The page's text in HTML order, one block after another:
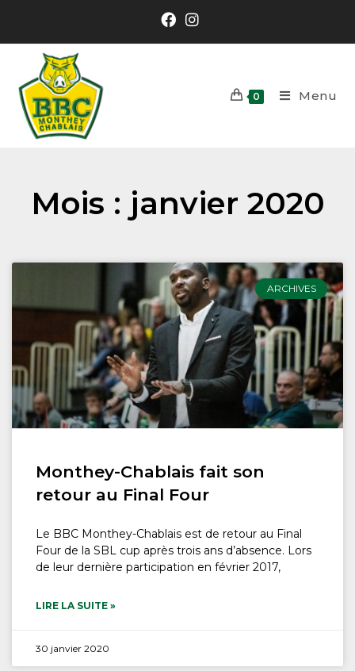
0 Menu
Mois : janvier 2020
ARCHIVES
Monthey-Chablais fait son
retour au Final Four
Le BBC Monthey-Chablais est de retour au Final
Four de la SBL cup après trois ans d’absence. Lors
de leur dernière participation en février 2017,
LIRE LA SUITE »
30 janvier 2020